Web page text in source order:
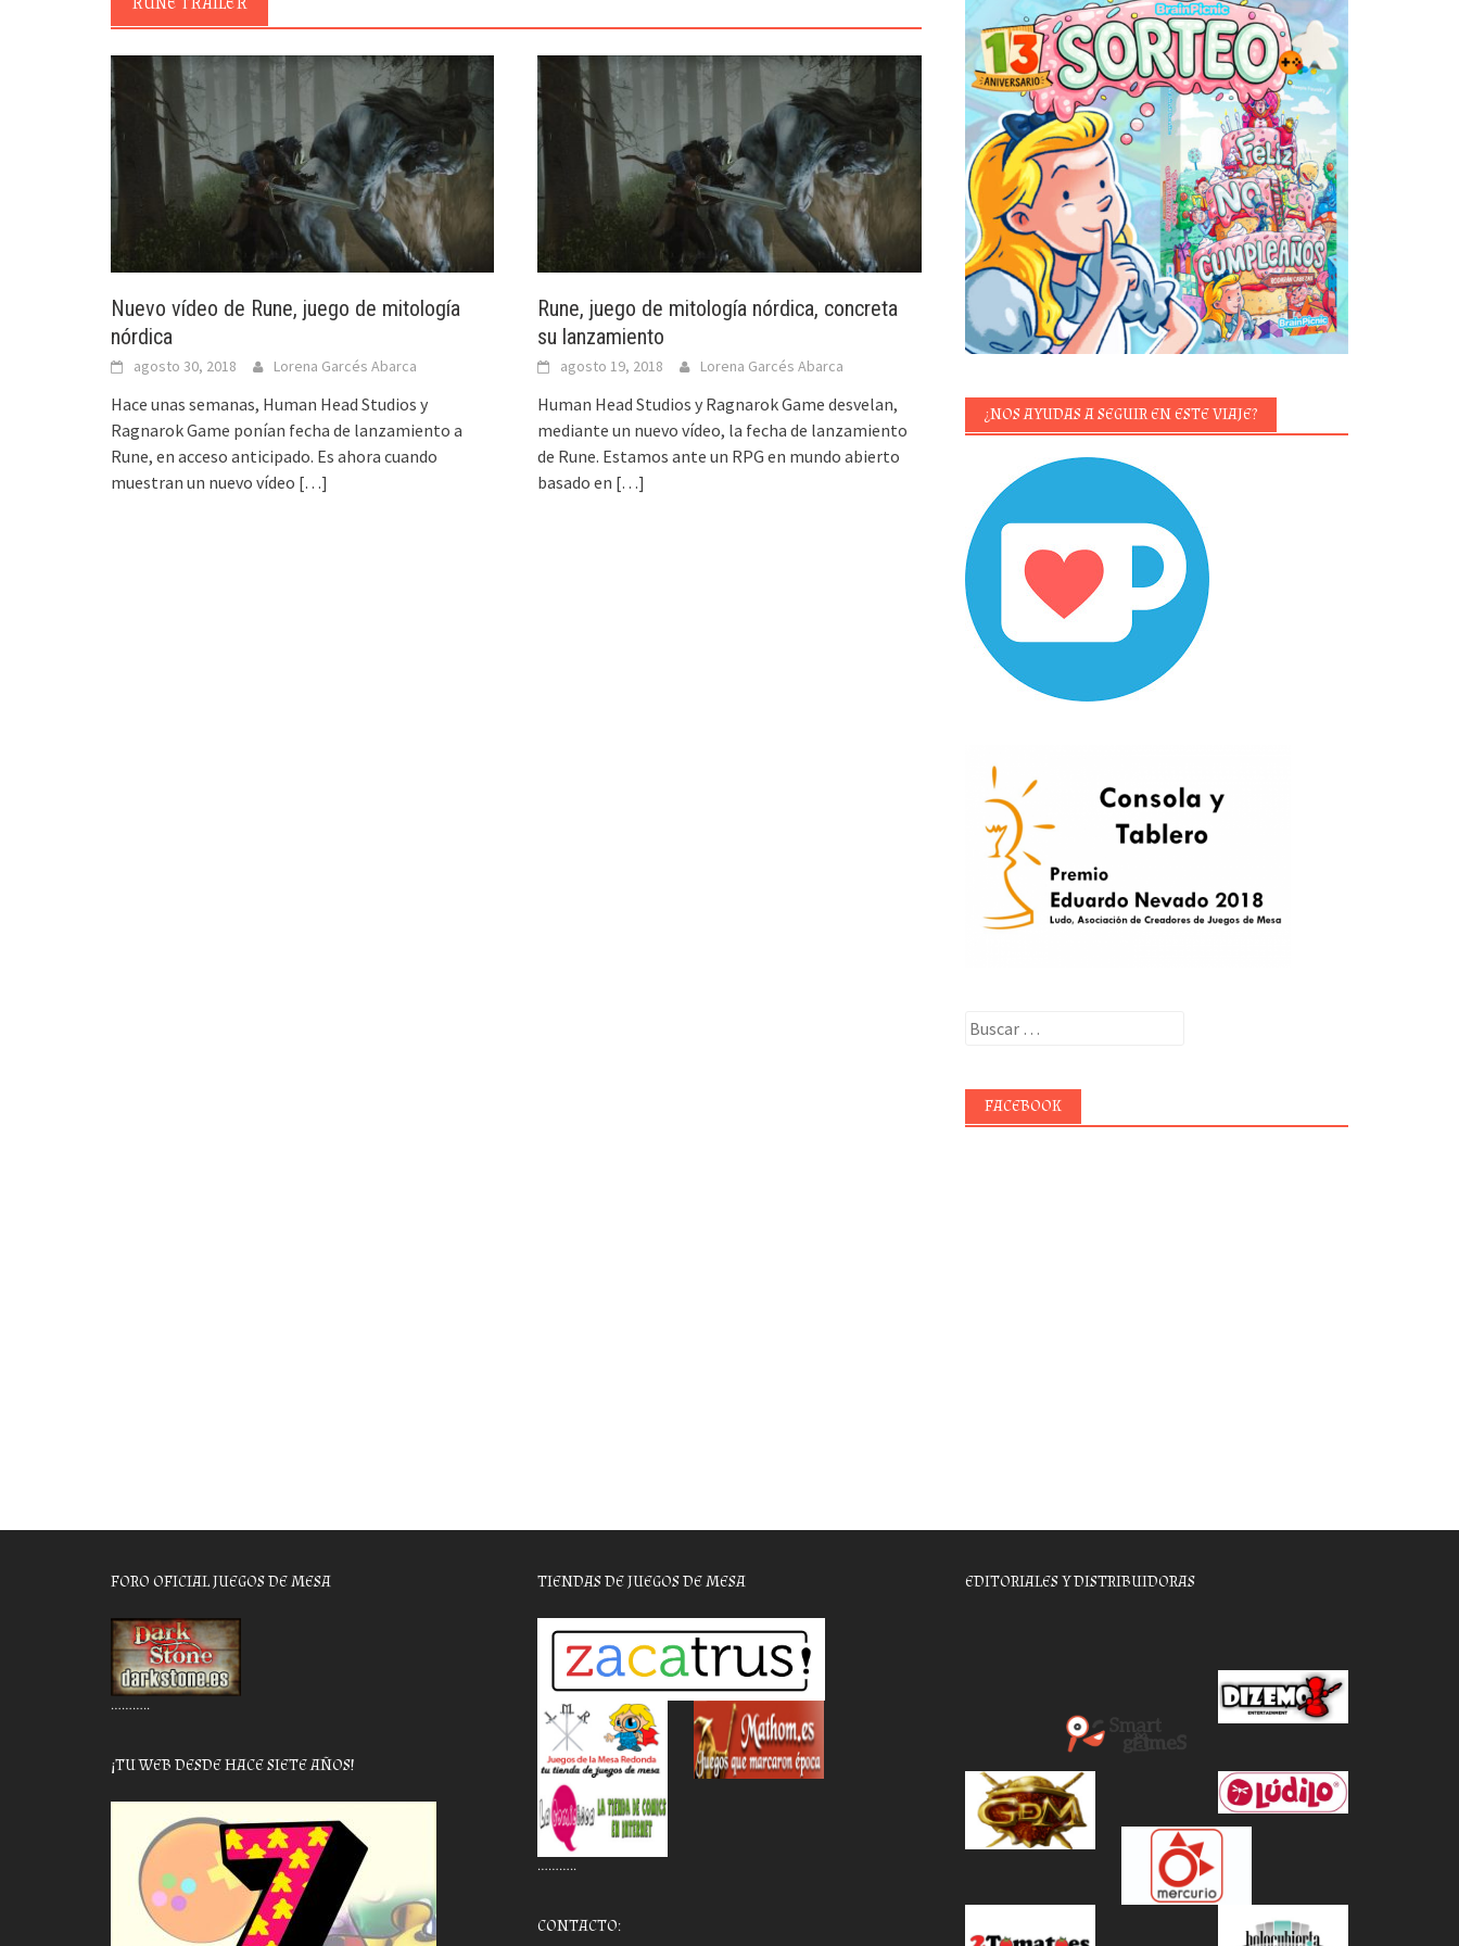
Nuevo vídeo de Rune, juego de mitología
nórdica
agosto 30, 2018 Lorena Garcés Abarca
Hace unas semanas, Human Head Studios y
Ragnarok Game ponían fecha de lanzamiento a
Rune, en acceso anticipado. Es ahora cuando
muestran un nuevo vídeo […]
Rune, juego de mitología nórdica, concreta
su lanzamiento
agosto 19, 2018 Lorena Garcés Abarca
Human Head Studios y Ragnarok Game desvelan,
mediante un nuevo vídeo, la fecha de lanzamiento
de Rune. Estamos ante un RPG en mundo abierto
basado en […]
¿NOS AYUDAS A SEGUIR EN ESTE VIAJE?
Buscar:
FACEBOOK
FORO OFICIAL JUEGOS DE MESA
………..
¡TU WEB DESDE HACE SIETE AÑOS!
TIENDAS DE JUEGOS DE MESA
………..
CONTACTO:
EDITORIALES Y DISTRIBUIDORAS